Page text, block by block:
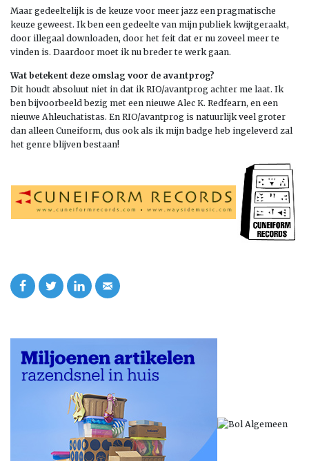
Maar gedeeltelijk is de keuze voor meer jazz een pragmatische
keuze geweest. Ik ben een gedeelte van mijn publiek kwijtgeraakt,
door illegaal downloaden, door het feit dat er nu zoveel meer te
vinden is. Daardoor moet ik nu breder te werk gaan.
Wat betekent deze omslag voor de avantprog?
Dit houdt absoluut niet in dat ik RIO/avantprog achter me laat. Ik
ben bijvoorbeeld bezig met een nieuwe Alec K. Redfearn, en een
nieuwe Ahleuchatistas. En RIO/avantprog is natuurlijk veel groter
dan alleen Cuneiform, dus ook als ik mijn badge heb ingeleverd zal
het genre blijven bestaan!